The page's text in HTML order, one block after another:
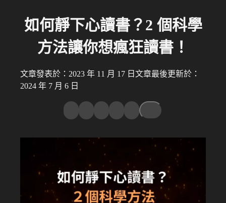
如何靜下心讀書？2 個科學
方法讓你想瘋狂讀書！
文章發表於：2023 年 11 月 17 日 文章最後更新於：
2024 年 7 月 6 日